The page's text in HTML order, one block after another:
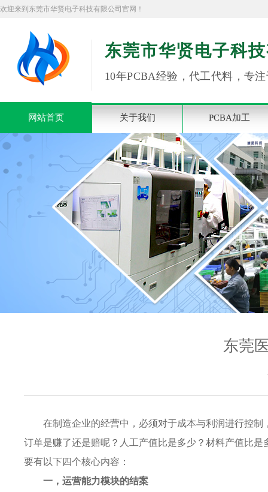
欢迎来到东莞市华贤电子科技有限公司官网！
东莞市华贤电子科
10年PCBA经验，代工代料，专
网站首页 关于我们 PCBA加工
东莞
在制造企业的经营中，必须对于成本与利润进行控
订单是赚了还是赔呢？人工产值比是多少？材料产值比
要有以下四个核心内容：
一，运营能力模块的结案